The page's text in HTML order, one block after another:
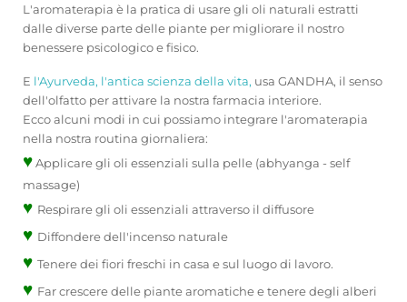
L'aromaterapia è la pratica di usare gli oli naturali estratti
dalle diverse parte delle piante per migliorare il nostro
benessere psicologico e fisico.
E l'Ayurveda, l'antica scienza della vita, usa GANDHA, il senso
dell'olfatto per attivare la nostra farmacia interiore.
Ecco alcuni modi in cui possiamo integrare l'aromaterapia
nella nostra routina giornaliera:
♥Applicare gli oli essenziali sulla pelle (abhyanga - self
massage)
♥ Respirare gli oli essenziali attraverso il diffusore
♥ Diffondere dell'incenso naturale
♥ Tenere dei fiori freschi in casa e sul luogo di lavoro.
♥ Far crescere delle piante aromatiche e tenere degli alberi